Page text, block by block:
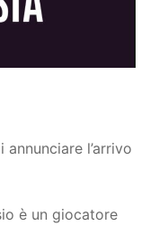
annunciare l’arrivo
è un giocatore